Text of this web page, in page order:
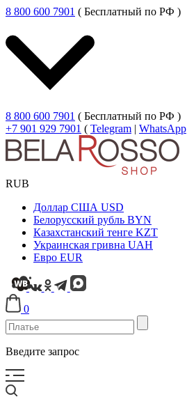
8 800 600 7901 ( Бесплатный по РФ )
8 800 600 7901 ( Бесплатный по РФ )
+7 901 929 7901 ( Telegram | WhatsApp
RUB
Доллар США USD
Белорусский рубль BYN
Казахстанский тенге KZT
Украинская гривна UAH
Евро EUR
0
Введите запрос